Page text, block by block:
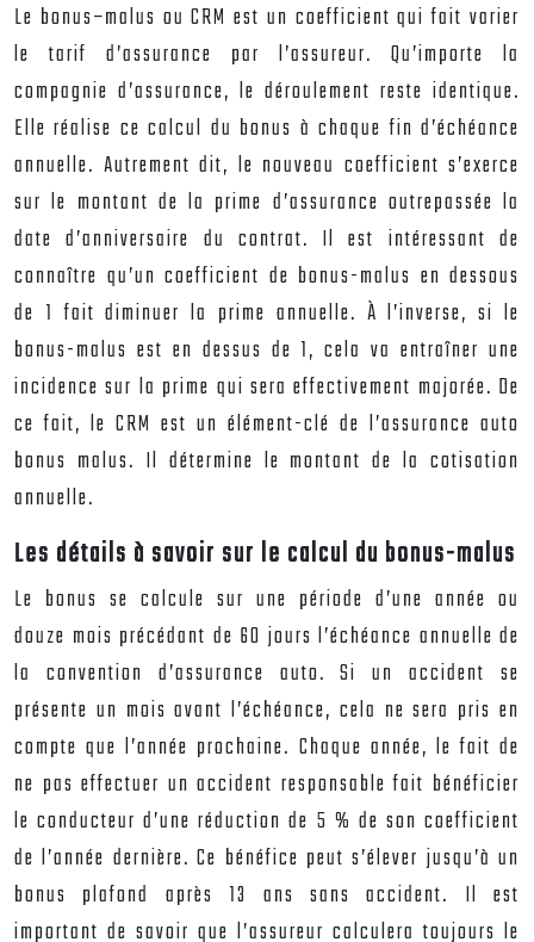
Le bonus–malus ou CRM est un coefficient qui fait varier
le tarif d’assurance par l’assureur. Qu’importe la
compagnie d’assurance, le déroulement reste identique.
Elle réalise ce calcul du bonus à chaque fin d’échéance
annuelle. Autrement dit, le nouveau coefficient s’exerce
sur le montant de la prime d’assurance outrepassée la
date d’anniversaire du contrat. Il est intéressant de
connaître qu’un coefficient de bonus-malus en dessous
de 1 fait diminuer la prime annuelle. À l’inverse, si le
bonus-malus est en dessus de 1, cela va entraîner une
incidence sur la prime qui sera effectivement majorée. De
ce fait, le CRM est un élément-clé de l’assurance auto
bonus malus. Il détermine le montant de la cotisation
annuelle.
Les détails à savoir sur le calcul du bonus-malus
Le bonus se calcule sur une période d’une année ou
douze mois précédant de 60 jours l’échéance annuelle de
la convention d’assurance auto. Si un accident se
présente un mois avant l’échéance, cela ne sera pris en
compte que l’année prochaine. Chaque année, le fait de
ne pas effectuer un accident responsable fait bénéficier
le conducteur d’une réduction de 5 % de son coefficient
de l’année dernière. Ce bénéfice peut s’élever jusqu’à un
bonus plafond après 13 ans sans accident. Il est
important de savoir que l’assureur calculera toujours le